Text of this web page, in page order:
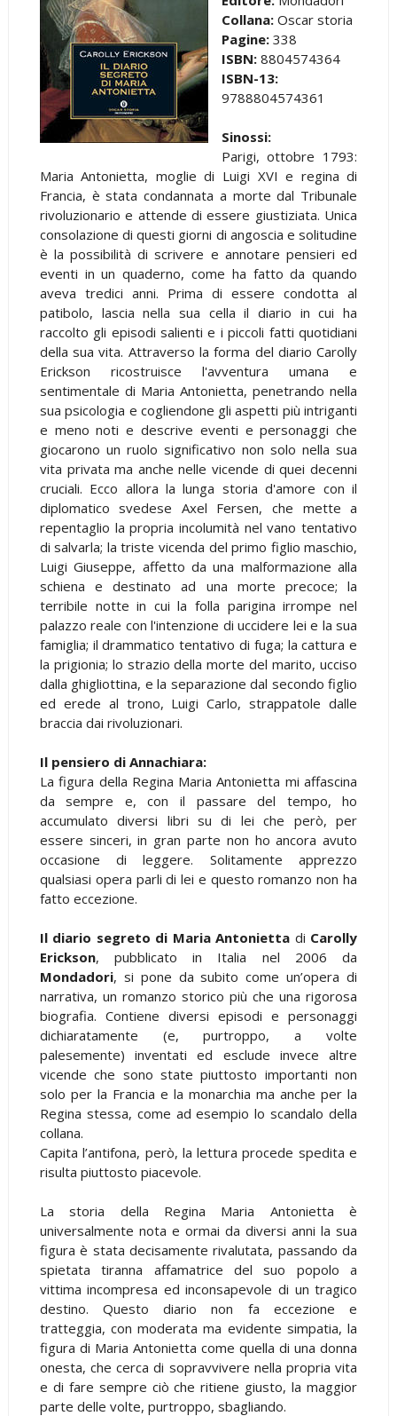
Collana:Oscar storia
Pagine:338
ISBN:8804574364
ISBN-13:
9788804574361
Sinossi:
Parigi, ottobre 1793:
Maria Antonietta, moglie di Luigi XVI e regina di
Francia, è stata condannata a morte dal Tribunale
rivoluzionario e attende di essere giustiziata. Unica
consolazione di questi giorni di angoscia e solitudine
è la possibilità di scrivere e annotare pensieri ed
eventi in un quaderno, come ha fatto da quando
aveva tredici anni. Prima di essere condotta al
patibolo, lascia nella sua cella il diario in cui ha
raccolto gli episodi salienti e i piccoli fatti quotidiani
della sua vita. Attraverso la forma del diario Carolly
Erickson ricostruisce l'avventura umana e
sentimentale di Maria Antonietta, penetrando nella
sua psicologia e cogliendone gli aspetti più intriganti
e meno noti e descrive eventi e personaggi che
giocarono un ruolo significativo non solo nella sua
vita privata ma anche nelle vicende di quei decenni
cruciali. Ecco allora la lunga storia d'amore con il
diplomatico svedese Axel Fersen, che mette a
repentaglio la propria incolumità nel vano tentativo
di salvarla; la triste vicenda del primo figlio maschio,
Luigi Giuseppe, affetto da una malformazione alla
schiena e destinato ad una morte precoce; la
terribile notte in cui la folla parigina irrompe nel
palazzo reale con l'intenzione di uccidere lei e la sua
famiglia; il drammatico tentativo di fuga; la cattura e
la prigionia; lo strazio della morte del marito, ucciso
dalla ghigliottina, e la separazione dal secondo figlio
ed erede al trono, Luigi Carlo, strappatole dalle
braccia dai rivoluzionari.
Il pensiero di Annachiara:
La figura della Regina Maria Antonietta mi affascina
da sempre e, con il passare del tempo, ho
accumulato diversi libri su di lei che però, per
essere sinceri, in gran parte non ho ancora avuto
occasione di leggere. Solitamente apprezzo
qualsiasi opera parli di lei e questo romanzo non ha
fatto eccezione.
Il diario segreto di Maria Antonietta di Carolly
Erickson, pubblicato in Italia nel 2006 da
Mondadori, si pone da subito come un’opera di
narrativa, un romanzo storico più che una rigorosa
biografia. Contiene diversi episodi e personaggi
dichiaratamente (e, purtroppo, a volte
palesemente) inventati ed esclude invece altre
vicende che sono state piuttosto importanti non
solo per la Francia e la monarchia ma anche per la
Regina stessa, come ad esempio lo scandalo della
collana.
Capita l’antifona, però, la lettura procede spedita e
risulta piuttosto piacevole.
La storia della Regina Maria Antonietta è
universalmente nota e ormai da diversi anni la sua
figura è stata decisamente rivalutata, passando da
spietata tiranna affamatrice del suo popolo a
vittima incompresa ed inconsapevole di un tragico
destino. Questo diario non fa eccezione e
tratteggia, con moderata ma evidente simpatia, la
figura di Maria Antonietta come quella di una donna
onesta, che cerca di sopravvivere nella propria vita
e di fare sempre ciò che ritiene giusto, la maggior
parte delle volte, purtroppo, sbagliando.